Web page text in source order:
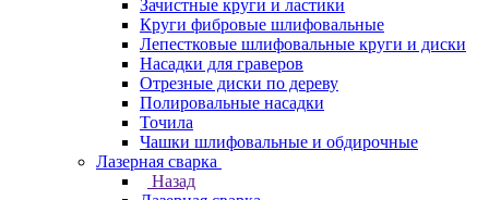
Зачистные круги и ластики
Круги фибровые шлифовальные
Лепестковые шлифовальные круги и диски
Насадки для граверов
Отрезные диски по дереву
Полировальные насадки
Точила
Чашки шлифовальные и обдирочные
Лазерная сварка
Назад